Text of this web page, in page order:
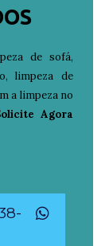
de sofá,
limpeza de
a limpeza no
Agora